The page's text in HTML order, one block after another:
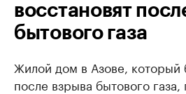
восстановят
бытового газа
Жилой дом в Азове, который
после взрыва бытового